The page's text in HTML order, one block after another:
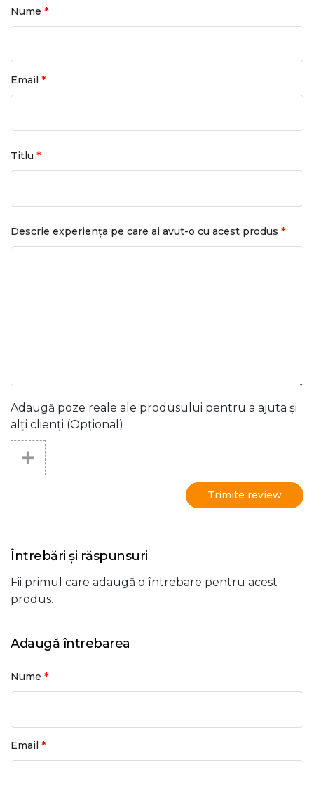
Nume *
Email *
Titlu *
Descrie experiența pe care ai avut-o cu acest produs *
Adaugă poze reale ale produsului pentru a ajuta și
alți clienți (Opțional)
Trimite review
Întrebări și răspunsuri
Fii primul care adaugă o întrebare pentru acest
produs.
Adaugă întrebarea
Nume *
Email *